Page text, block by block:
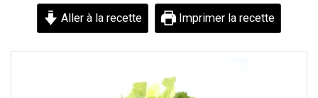
Aller à la recette Imprimer la recette